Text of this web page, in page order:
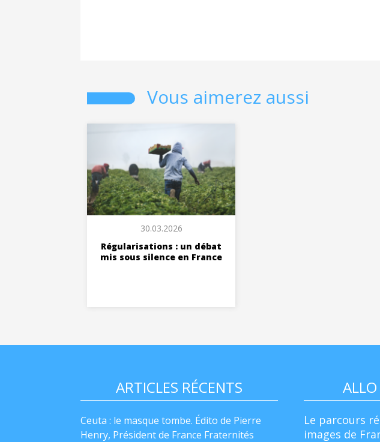
Vous aimerez aussi
30.03.2026
Régularisations : un débat
mis sous silence en France
ARTICLES RÉCENTS
Ceuta : le masque tombe. Édito de Pierre
Henry, Président de France Fraternités
Le parcours
images de